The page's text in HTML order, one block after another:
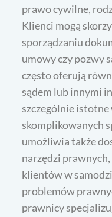
prawo cywilne,
Klienci mogą
sporządzaniu
umowy czy pozwy
często oferują
sądem lub innymi
szczególnie
skomplikowanych
umożliwia także
narzędzi
klientów w
problemów
prawnicy